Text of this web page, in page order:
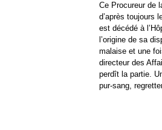
Ce Procureur de
d’après toujours
est décédé à
l’origine de sa
malaise et une
directeur des
perdît la partie.
pur-sang,